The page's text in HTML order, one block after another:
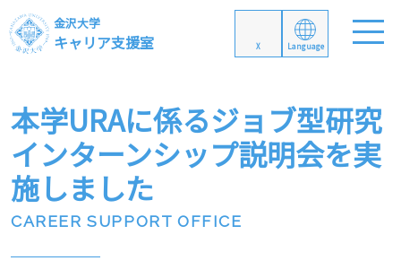
金沢大学
キャリア支援室
本学URAに係るジョブ型研究
インターンシップ説明会を実
施しました
CAREER SUPPORT OFFICE
Language
X